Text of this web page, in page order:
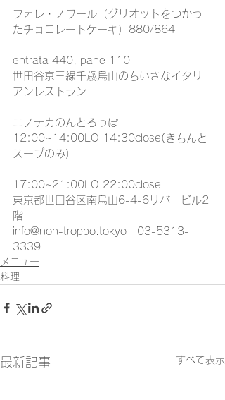
フォレ・ノワール（グリオットをつかっ
たチョコレートケーキ）880/864
entrata 440, pane 110
世田谷京王線千歳烏山のちいさなイタリ
アンレストラン
エノテカのんとろっぽ
12:00~14:00LO 14:30close(きちんと
スープのみ）
17:00~21:00LO 22:00close
東京都世田谷区南烏山6-4-6リバービル2
階
info@non-troppo.tokyo　03-5313-
3339
メニュー
料理
最新記事 すべて表示